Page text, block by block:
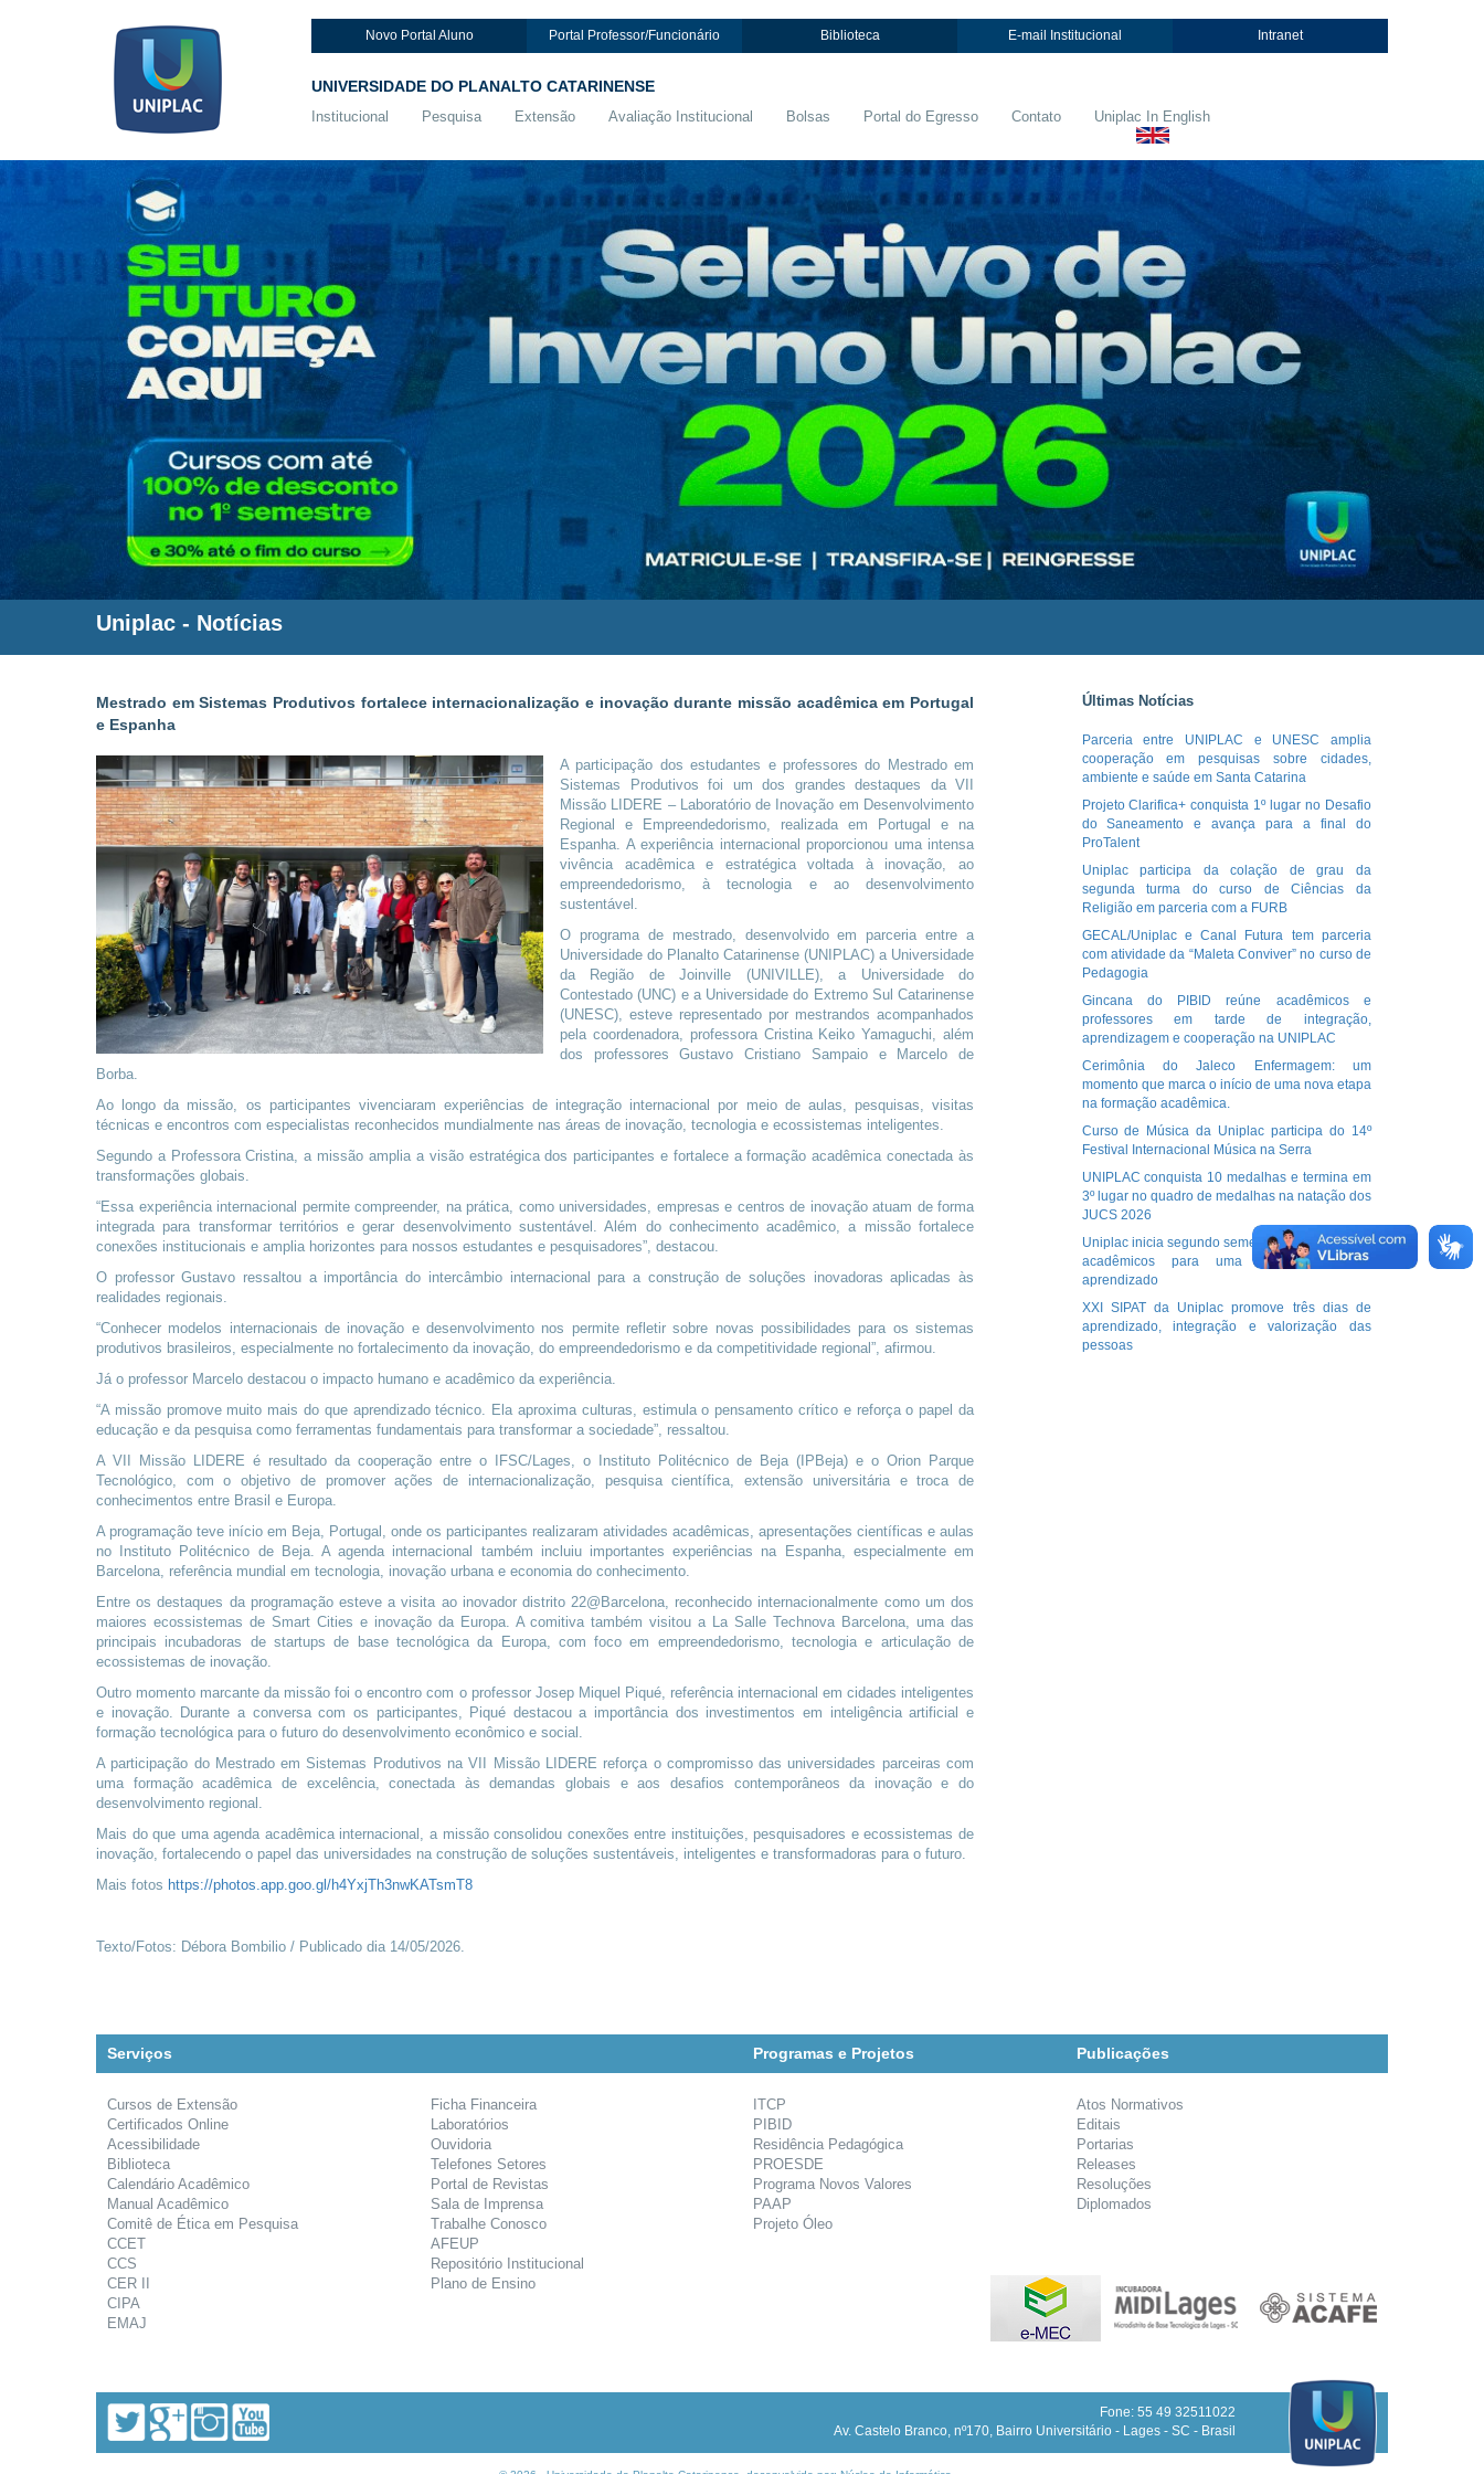
Novo Portal Aluno Portal Professor/Funcionário Biblioteca E-mail Institucional Intranet
UNIVERSIDADE DO PLANALTO CATARINENSE
Institucional Pesquisa Extensão Avaliação Institucional Bolsas Portal do Egresso Contato Uniplac In English
Uniplac - Notícias
Mestrado em Sistemas Produtivos fortalece internacionalização e inovação durante missão acadêmica em Portugal
e Espanha
A participação dos estudantes e professores do Mestrado em
Sistemas Produtivos foi um dos grandes destaques da VII
Missão LIDERE – Laboratório de Inovação em Desenvolvimento
Regional e Empreendedorismo, realizada em Portugal e na
Espanha. A experiência internacional proporcionou uma intensa
vivência acadêmica e estratégica voltada à inovação, ao
empreendedorismo, à tecnologia e ao desenvolvimento
sustentável.
O programa de mestrado, desenvolvido em parceria entre a
Universidade do Planalto Catarinense (UNIPLAC) a Universidade
da Região de Joinville (UNIVILLE), a Universidade do
Contestado (UNC) e a Universidade do Extremo Sul Catarinense
(UNESC), esteve representado por mestrandos acompanhados
pela coordenadora, professora Cristina Keiko Yamaguchi, além
dos professores Gustavo Cristiano Sampaio e Marcelo de
Borba.
Ao longo da missão, os participantes vivenciaram experiências de integração internacional por meio de aulas, pesquisas, visitas
técnicas e encontros com especialistas reconhecidos mundialmente nas áreas de inovação, tecnologia e ecossistemas inteligentes.
Segundo a Professora Cristina, a missão amplia a visão estratégica dos participantes e fortalece a formação acadêmica conectada às
transformações globais.
“Essa experiência internacional permite compreender, na prática, como universidades, empresas e centros de inovação atuam de forma
integrada para transformar territórios e gerar desenvolvimento sustentável. Além do conhecimento acadêmico, a missão fortalece
conexões institucionais e amplia horizontes para nossos estudantes e pesquisadores”, destacou.
O professor Gustavo ressaltou a importância do intercâmbio internacional para a construção de soluções inovadoras aplicadas às
realidades regionais.
“Conhecer modelos internacionais de inovação e desenvolvimento nos permite refletir sobre novas possibilidades para os sistemas
produtivos brasileiros, especialmente no fortalecimento da inovação, do empreendedorismo e da competitividade regional”, afirmou.
Já o professor Marcelo destacou o impacto humano e acadêmico da experiência.
“A missão promove muito mais do que aprendizado técnico. Ela aproxima culturas, estimula o pensamento crítico e reforça o papel da
educação e da pesquisa como ferramentas fundamentais para transformar a sociedade”, ressaltou.
A VII Missão LIDERE é resultado da cooperação entre o IFSC/Lages, o Instituto Politécnico de Beja (IPBeja) e o Orion Parque
Tecnológico, com o objetivo de promover ações de internacionalização, pesquisa científica, extensão universitária e troca de
conhecimentos entre Brasil e Europa.
A programação teve início em Beja, Portugal, onde os participantes realizaram atividades acadêmicas, apresentações científicas e aulas
no Instituto Politécnico de Beja. A agenda internacional também incluiu importantes experiências na Espanha, especialmente em
Barcelona, referência mundial em tecnologia, inovação urbana e economia do conhecimento.
Entre os destaques da programação esteve a visita ao inovador distrito 22@Barcelona, reconhecido internacionalmente como um dos
maiores ecossistemas de Smart Cities e inovação da Europa. A comitiva também visitou a La Salle Technova Barcelona, uma das
principais incubadoras de startups de base tecnológica da Europa, com foco em empreendedorismo, tecnologia e articulação de
ecossistemas de inovação.
Outro momento marcante da missão foi o encontro com o professor Josep Miquel Piqué, referência internacional em cidades inteligentes
e inovação. Durante a conversa com os participantes, Piqué destacou a importância dos investimentos em inteligência artificial e
formação tecnológica para o futuro do desenvolvimento econômico e social.
A participação do Mestrado em Sistemas Produtivos na VII Missão LIDERE reforça o compromisso das universidades parceiras com
uma formação acadêmica de excelência, conectada às demandas globais e aos desafios contemporâneos da inovação e do
desenvolvimento regional.
Mais do que uma agenda acadêmica internacional, a missão consolidou conexões entre instituições, pesquisadores e ecossistemas de
inovação, fortalecendo o papel das universidades na construção de soluções sustentáveis, inteligentes e transformadoras para o futuro.
Mais fotos https://photos.app.goo.gl/h4YxjTh3nwKATsmT8
Texto/Fotos: Débora Bombilio / Publicado dia 14/05/2026.
Últimas Notícias
Parceria entre UNIPLAC e UNESC amplia
cooperação em pesquisas sobre cidades,
ambiente e saúde em Santa Catarina
Projeto Clarifica+ conquista 1º lugar no Desafio
do Saneamento e avança para a final do
ProTalent
Uniplac participa da colação de grau da
segunda turma do curso de Ciências da
Religião em parceria com a FURB
GECAL/Uniplac e Canal Futura tem parceria
com atividade da “Maleta Conviver” no curso de
Pedagogia
Gincana do PIBID reúne acadêmicos e
professores em tarde de integração,
aprendizagem e cooperação na UNIPLAC
Cerimônia do Jaleco Enfermagem: um
momento que marca o início de uma nova etapa
na formação acadêmica.
Curso de Música da Uniplac participa do 14º
Festival Internacional Música na Serra
UNIPLAC conquista 10 medalhas e termina em
3º lugar no quadro de medalhas na natação dos
JUCS 2026
Uniplac inicia segundo semestre letivo e recebe
acadêmicos para uma nova etapa de
aprendizado
XXI SIPAT da Uniplac promove três dias de
aprendizado, integração e valorização das
pessoas
Serviços
Cursos de Extensão
Certificados Online
Acessibilidade
Biblioteca
Calendário Acadêmico
Manual Acadêmico
Comitê de Ética em Pesquisa
CCET
CCS
CER II
CIPA
EMAJ
Ficha Financeira
Laboratórios
Ouvidoria
Telefones Setores
Portal de Revistas
Sala de Imprensa
Trabalhe Conosco
AFEUP
Repositório Institucional
Plano de Ensino
Programas e Projetos
ITCP
PIBID
Residência Pedagógica
PROESDE
Programa Novos Valores
PAAP
Projeto Óleo
Publicações
Atos Normativos
Editais
Portarias
Releases
Resoluções
Diplomados
Fone: 55 49 32511022
Av. Castelo Branco, nº170, Bairro Universitário - Lages - SC - Brasil